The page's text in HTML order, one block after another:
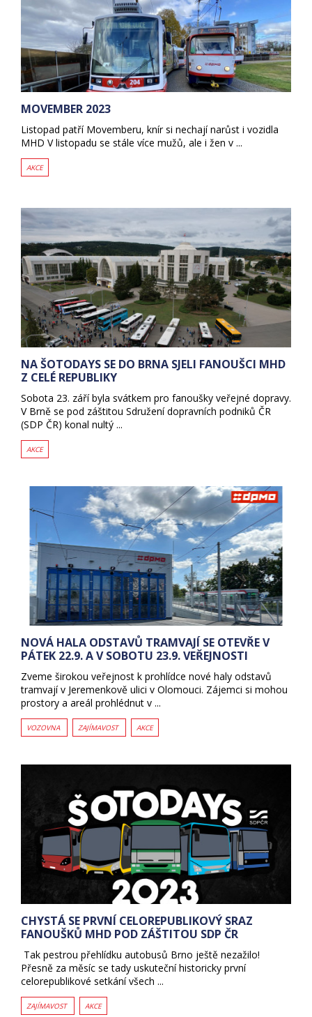
MOVEMBER 2023
Listopad patří Movemberu, knír si nechají narůst i vozidla
MHD V listopadu se stále více mužů, ale i žen v ...
AKCE
NA ŠOTODAYS SE DO BRNA SJELI FANOUŠCI MHD
Z CELÉ REPUBLIKY
Sobota 23. září byla svátkem pro fanoušky veřejné dopravy.
V Brně se pod záštitou Sdružení dopravních podniků ČR
(SDP ČR) konal nultý ...
AKCE
NOVÁ HALA ODSTAVŮ TRAMVAJÍ SE OTEVŘE V
PÁTEK 22.9. A V SOBOTU 23.9. VEŘEJNOSTI
Zveme širokou veřejnost k prohlídce nové haly odstavů
tramvají v Jeremenkově ulici v Olomouci. Zájemci si mohou
prostory a areál prohlédnut v ...
VOZOVNA ZAJÍMAVOST AKCE
CHYSTÁ SE PRVNÍ CELOREPUBLIKOVÝ SRAZ
FANOUŠKŮ MHD POD ZÁŠTITOU SDP ČR
Tak pestrou přehlídku autobusů Brno ještě nezažilo!
Přesně za měsíc se tady uskuteční historicky první
celorepublikové setkání všech ...
ZAJÍMAVOST AKCE